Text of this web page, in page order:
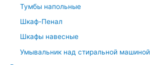
Тумбы напольные
Шкаф-Пенал
Шкафы навесные
Умывальник над стиральной машиной